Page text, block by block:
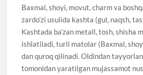
Baxmal, shoyi, movut, charm va
zardo’zi usulida kashta (gul, naqsh,
Kashtada ba’zan metall, tosh, shisha
ishlatiladi, turli matolar (Baxmal,
dan quroq qilinadi. Oldindan
tomonidan yaratilgan mujassamot